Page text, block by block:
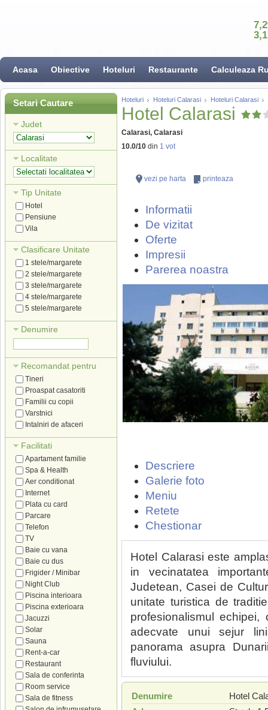
Acasa Obiective Hoteluri Restaurante Calculeaza
Setari Cautare
Judet
Localitate
Tip Unitate
Hotel
Pensiune
Vila
Clasificare Unitate
1 stele/margarete
2 stele/margarete
3 stele/margarete
4 stele/margarete
5 stele/margarete
Denumire
Recomandat pentru
Tineri
Proaspat casatoriti
Familii cu copii
Varstnici
Intalniri de afaceri
Facilitati
Apartament familie
Spa & Health
Aer conditionat
Internet
Plata cu card
Parcare
Telefon
TV
Baie cu vana
Baie cu dus
Frigider / Minibar
Night Club
Piscina interioara
Piscina exterioara
Jacuzzi
Solar
Sauna
Rent-a-car
Restaurant
Sala de conferinta
Room service
Sala de fitness
Hoteluri Hoteluri Calarasi Hoteluri Calarasi
Hotel Calarasi
Calarasi, Calarasi
10.0/10 din 1 vot
vezi pe harta printeaza
Informatii
De vizitat
Oferte
Impresii
Parerea noastra
Descriere
Galerie foto
Meniu
Retete
Chestionar
Hotel Calarasi este
in vecinatatea
Judetean, Casei de
unitate turistica de
profesionalismul
adecvate unui sejur
panorama asupra
fluviului.
Denumire
Hotel